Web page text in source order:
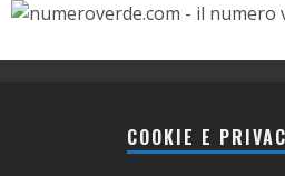
COOKIE E